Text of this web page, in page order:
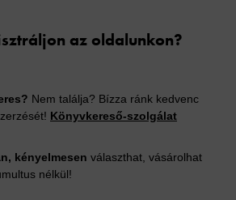
az oldalunkon?
Nem találja? Bízza ránk kedvenc
Könyvkereső-szolgálat
kényelmesen választhat, vásárolhat
nélkül!